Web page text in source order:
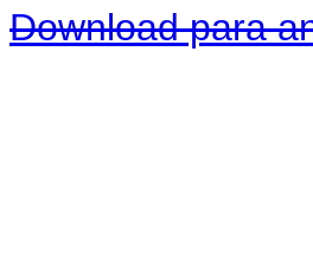
Download para